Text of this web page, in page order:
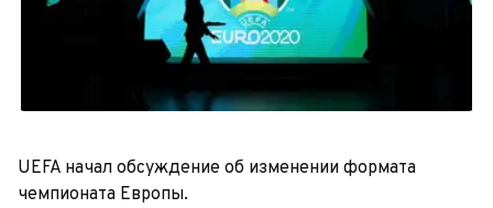
UEFA начал обсуждение об изменении формата
чемпионата Европы.